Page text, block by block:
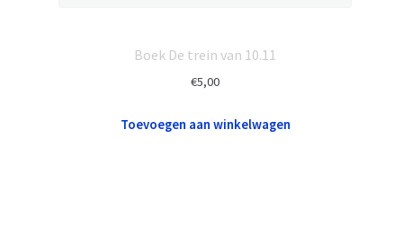
Boek De trein van 10.11
€5,00
Toevoegen aan winkelwagen